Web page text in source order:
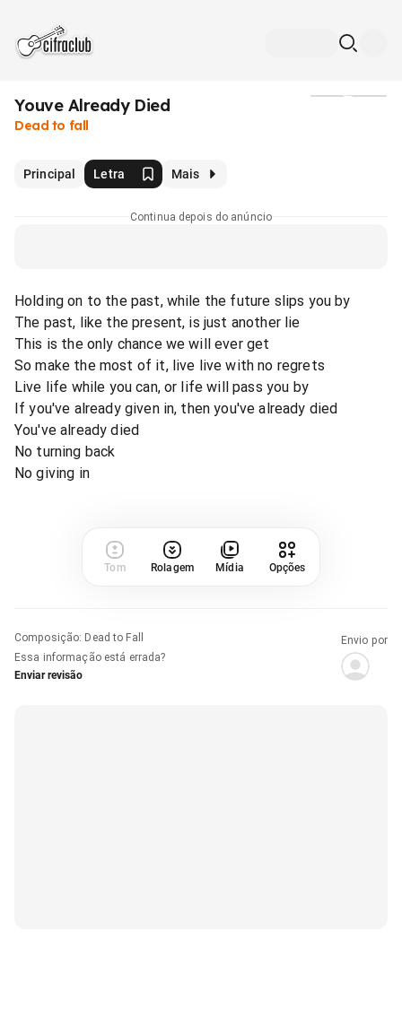
Youve Already Died
Dead to fall
Principal Letra Mais
Continua depois do anúncio
Holding on to the past, while the future slips you by
The past, like the present, is just another lie
This is the only chance we will ever get
So make the most of it, live live with no regrets
Live life while you can, or life will pass you by
If you've already given in, then you've already died
You've already died
No turning back
No giving in
Tom Rolagem Mídia Opções
Composição: Dead to Fall
Essa informação está errada?
Enviar revisão
Envio por